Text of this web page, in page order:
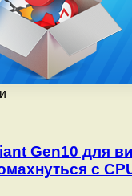
Gen10 для
с